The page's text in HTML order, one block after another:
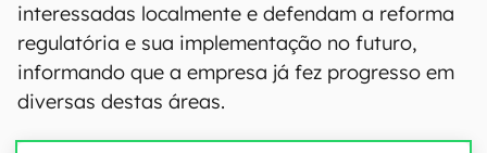
interessadas localmente e defendam a reforma
regulatória e sua implementação no futuro,
informando que a empresa já fez progresso em
diversas destas áreas.